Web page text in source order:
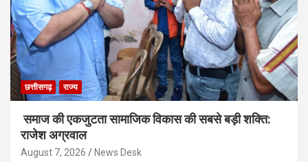
छत्तीसगढ़ राज्य
समाज की एकजुटता सामाजिक विकास की सबसे बड़ी शक्ति:
राजेश अग्रवाल
August 7, 2026 News Desk